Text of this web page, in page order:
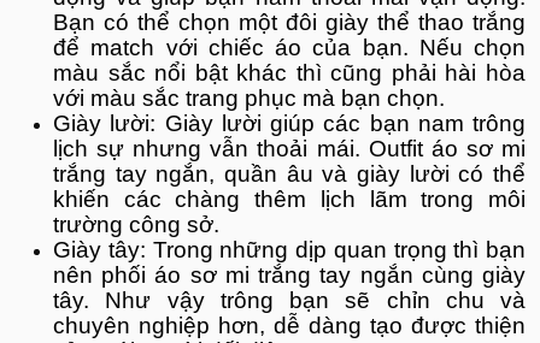
Bạn có thể chọn một đôi giày thể thao trắng
để match với chiếc áo của bạn. Nếu chọn
màu sắc nổi bật khác thì cũng phải hài hòa
với màu sắc trang phục mà bạn chọn.
Giày lười: Giày lười giúp các bạn nam trông
lịch sự nhưng vẫn thoải mái. Outfit áo sơ mi
trắng tay ngắn, quần âu và giày lười có thể
khiến các chàng thêm lịch lãm trong môi
trường công sở.
Giày tây: Trong những dịp quan trọng thì bạn
nên phối áo sơ mi trắng tay ngắn cùng giày
tây. Như vậy trông bạn sẽ chỉn chu và
chuyên nghiệp hơn, dễ dàng tạo được thiện